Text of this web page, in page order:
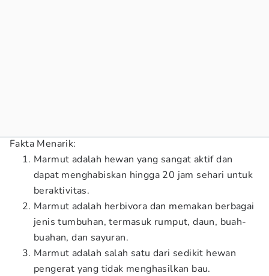
Fakta Menarik:
Marmut adalah hewan yang sangat aktif dan
dapat menghabiskan hingga 20 jam sehari untuk
beraktivitas.
Marmut adalah herbivora dan memakan berbagai
jenis tumbuhan, termasuk rumput, daun, buah-
buahan, dan sayuran.
Marmut adalah salah satu dari sedikit hewan
pengerat yang tidak menghasilkan bau.